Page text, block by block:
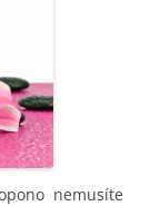
nemusíte